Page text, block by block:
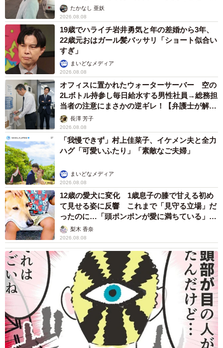
年代別では、全ての年代で概ね「400万円以上」から「600
万円以上」の層に回答が集まっていたそうです。2019（令
和元）年の「民間給与実態統計調査」によると、民間企業
の平均年収は436万円だったといい、調査した同社は「各年
代とも、結婚相手に対して、必ずしも高い年収を求めてい
るわけではなく、最低でも平均年収以上があればよいと考
えていることがうかがえます」と説明しています。
◇ ◇
調査結果をふまえて同社は「危機的状況が継続する中にあ
っても、安定的に事業を継続し、従業員の生活と安全を守
り抜くことができる企業が、結婚相手の勤める企業として
望まれると考えられます。経営者には、長期化する昨今の
危機を乗り越え、『この企業に勤める人と結婚したい』と
思われる企業を目指すことを期待します」とも述べていま
す。
ストに取材】
たかなし 亜妖
2026.08.08
19歳でハライチ岩井勇気と年の差婚から3年、
22歳元おはガール髪バッサリ「ショート似合い
すぎ」
まいどなメディア
2026.08.08
オフィスに置かれたウォーターサーバー 空の
2Lボトル持参し毎日給水する男性社員→総務担
当者の注意にまさかの逆ギレ！【弁護士が解
説】長澤 芳子
2026.08.08
「我慢できず」村上佳菜子、イケメン夫と全力
ハグ「可愛いふたり」「素敵なご夫婦」
まいどなメディア
2026.08.08
12歳の愛犬に変化 1歳息子の膝で甘える初め
て見せる姿に反響 これまで「見守る立場」だ
ったのに…「頭ポンポンが愛に満ちている」
「尊…」
梨木 香奈
2026.08.08